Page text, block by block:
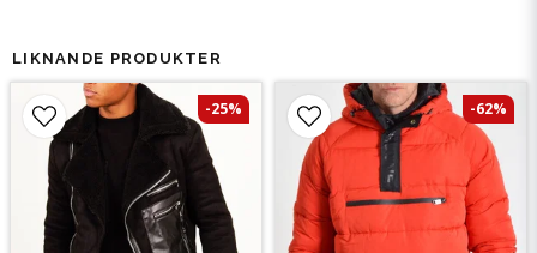
LIKNANDE PRODUKTER
-25% -62%